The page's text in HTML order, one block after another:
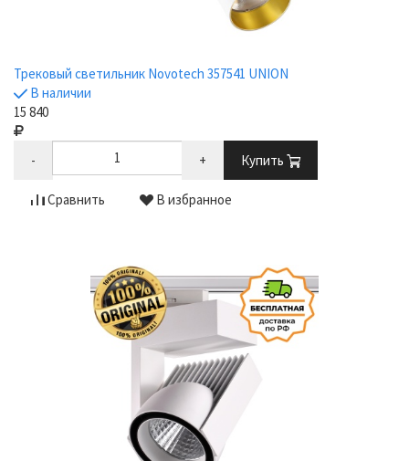
Трековый светильник Novotech 357541 UNION
В наличии
15 840
- + Купить
Сравнить В избранное